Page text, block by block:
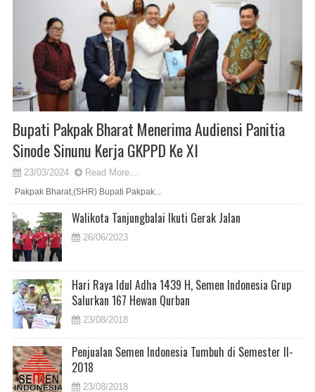
Bupati Pakpak Bharat Menerima Audiensi Panitia
Sinode Sinunu Kerja GKPPD Ke XI
23/03/2024 Read More...
Pakpak Bharat,(SHR) Bupati Pakpak...
Walikota Tanjungbalai Ikuti Gerak Jalan
26/06/2023
Hari Raya Idul Adha 1439 H, Semen Indonesia Grup
Salurkan 167 Hewan Qurban
23/08/2018
Penjualan Semen Indonesia Tumbuh di Semester II-
2018
23/08/2018